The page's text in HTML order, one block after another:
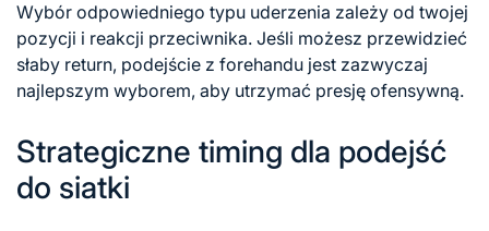
Wybór odpowiedniego typu uderzenia zależy od twojej
pozycji i reakcji przeciwnika. Jeśli możesz przewidzieć
słaby return, podejście z forehandu jest zazwyczaj
najlepszym wyborem, aby utrzymać presję ofensywną.
Strategiczne timing dla podejść
do siatki